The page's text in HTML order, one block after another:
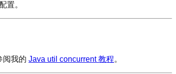
置。
阅我的 Java util concurrent 教程。